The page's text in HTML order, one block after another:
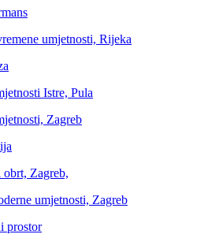
umjetnosti, Rijeka
Istre, Pula
Zagreb
Zagreb,
umjetnosti, Zagreb
prostor